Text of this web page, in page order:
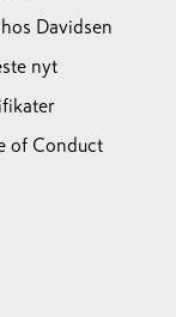
Davidsen
nyt
of Conduct